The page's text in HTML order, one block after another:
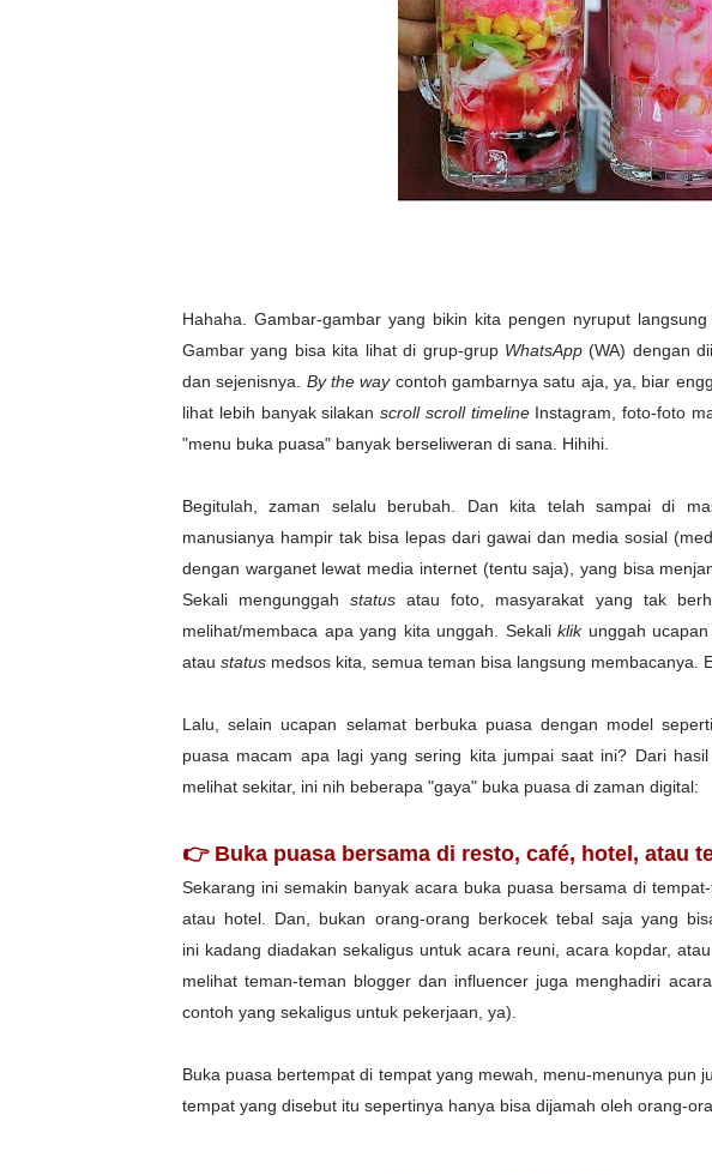
Hahaha. Gambar-gambar yang bikin kita pengen nyruput
Gambar yang bisa kita lihat di grup-grup WhatsApp (WA) dengan
dan sejenisnya. By the way contoh gambarnya satu aja, ya, biar
lihat lebih banyak silakanscroll scroll timeline Instagram, foto-foto
"menu buka puasa" banyak berseliweran di sana. Hihihi.
Begitulah, zaman selalu berubah. Dan kita telah sampai di
manusianya hampir tak bisa lepas dari gawai dan media sosial
dengan warganet lewat media internet (tentu saja), yang bisa
Sekali mengunggahstatusatau foto, masyarakat yang tak
melihat/membaca apa yang kita unggah. Sekali klik unggah
atau status medsos kita, semua teman bisa langsung membacanya.
Lalu, selain ucapan selamat berbuka puasa dengan model
puasa macam apa lagi yang sering kita jumpai saat ini? Dari
melihat sekitar, ini nih beberapa "gaya" buka puasa di zaman digital:
👉 Buka puasa bersama di resto, café, hotel, atau
Sekarang ini semakin banyak acara buka puasa bersama di
atau hotel. Dan, bukan orang-orang berkocek tebal saja yang
ini kadang diadakan sekaligus untuk acara reuni, acara kopdar,
melihat teman-teman blogger dan influencer juga menghadiri
contoh yang sekaligus untuk pekerjaan, ya).
Buka puasa bertempat di tempat yang mewah, menu-menunya pun
tempat yang disebut itu sepertinya hanya bisa dijamah oleh orang-